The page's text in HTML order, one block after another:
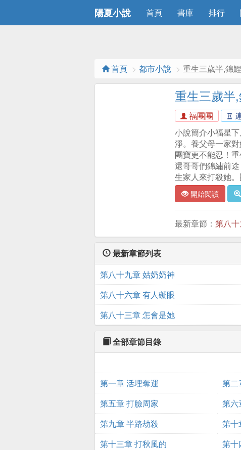
陽夏小說 首頁 書庫 排行
首頁 都市小說 重生三歲半,錦
重生三歲半
福團團
小說簡介小福星
淨。養父母一家
團寶更不能忍！
還哥哥們錦繡前
生家人來打殺她
開始閱讀
最新章節： 第八
最新章節列表
第八十九章 姑奶奶神
第八十六章 有人礙眼
第八十三章 怎會是她
全部章節目錄
第一章 活埋奪運
第二
第五章 打臉周家
第六
第九章 半路劫殺
第十
第十三章 打秋風的
第十